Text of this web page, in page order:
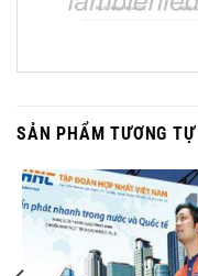
SẢN PHẨM TƯƠNG TỰ